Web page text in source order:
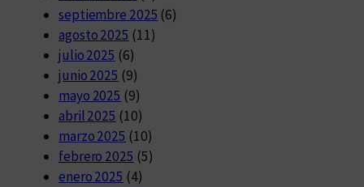
septiembre 2025 (6)
agosto 2025 (11)
julio 2025 (6)
junio 2025 (9)
mayo 2025 (9)
abril 2025 (10)
marzo 2025 (10)
febrero 2025 (5)
enero 2025 (4)